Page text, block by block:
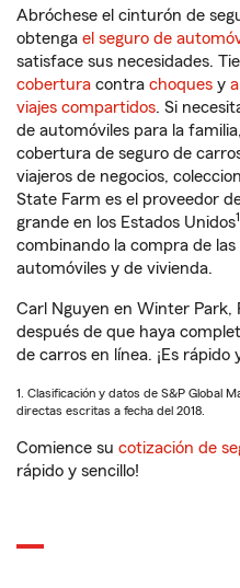
Abróchese el cinturón de
obtenga el seguro de
satisface sus necesidades.
cobertura contra choques y
viajes compartidos. Si
de automóviles para la
cobertura de seguro de
viajeros de negocios,
State Farm es el proveedor
grande en los Estados Unidos1
combinando la compra de las
automóviles y de vivienda.
Carl Nguyen en Winter Park,
después de que haya
de carros en línea. ¡Es rápido
1. Clasificación y datos de S&P Global
directas escritas a fecha del 2018.
Comience su cotización de
rápido y sencillo!